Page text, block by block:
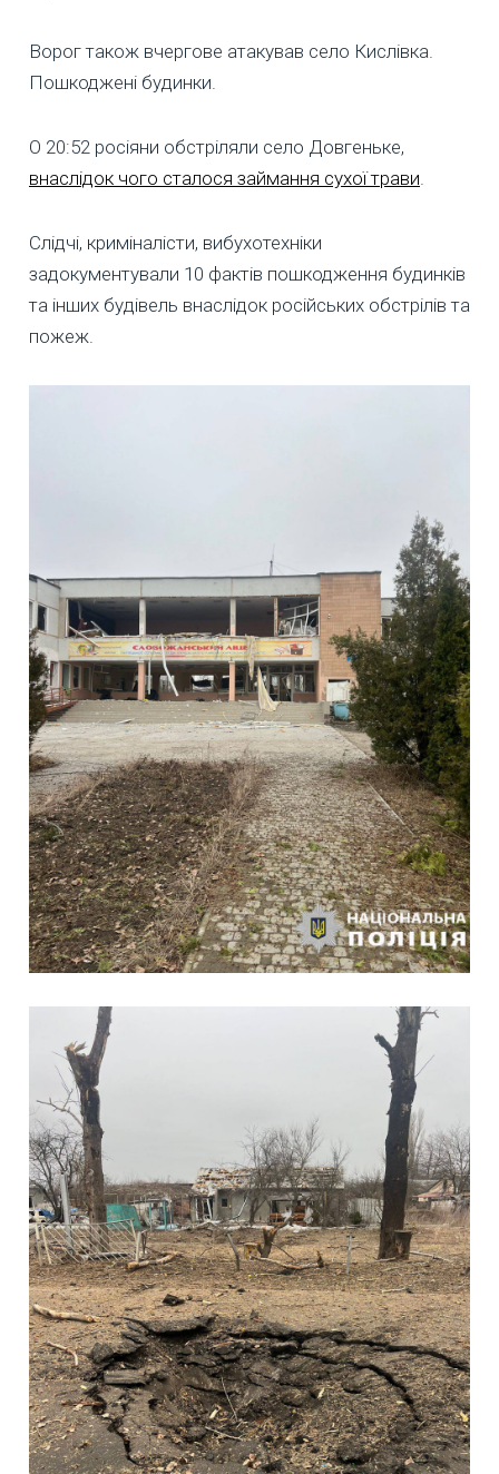
Ворог також вчергове атакував село Кислівка.
Пошкоджені будинки.
О 20:52 росіяни обстріляли село Довгеньке,
внаслідок чого сталося займання сухої трави.
Слідчі, криміналісти, вибухотехніки
задокументували 10 фактів пошкодження будинків
та інших будівель внаслідок російських обстрілів та
пожеж.